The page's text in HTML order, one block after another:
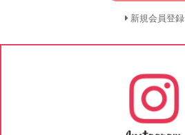
新規会員登録